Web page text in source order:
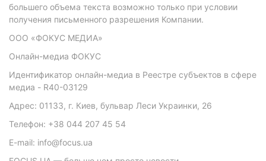
большего объема текста возможно только при условии
получения письменного разрешения Компании.
ООО «ФОКУС МЕДИА»
Онлайн-медиа ФОКУС
Идентификатор онлайн-медиа в Реестре субъектов в сфере
медиа - R40-03129
Адрес: 01133, г. Киев, бульвар Леси Украинки, 26
Телефон: +38 044 207 45 54
E-mail: info@focus.ua